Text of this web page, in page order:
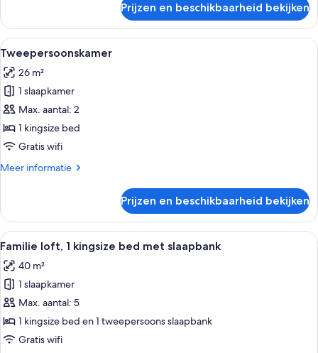
vierpersoonskamer,
meerdere
bedden
Prijzen en beschikbaarheid bekijken
Alle
foto's
voor
Tweepersoonskamer
laden
Een moderne slaapkamer met een
8
Tweepersoonskamer
26 m²
1 slaapkamer
Max. aantal: 2
1 kingsize bed
Gratis wifi
Meer informatie
Meer
Prijzen en beschikbaarheid bekijken
Alle
foto's
voor
Familie
loft,
1
kingsize
Een loft-achtige kamer met
11
Familie loft, 1 kingsize bed met slaapbank
40 m²
1 slaapkamer
Max. aantal: 5
1 kingsize bed en 1 tweepersoons slaapbank
Gratis wifi